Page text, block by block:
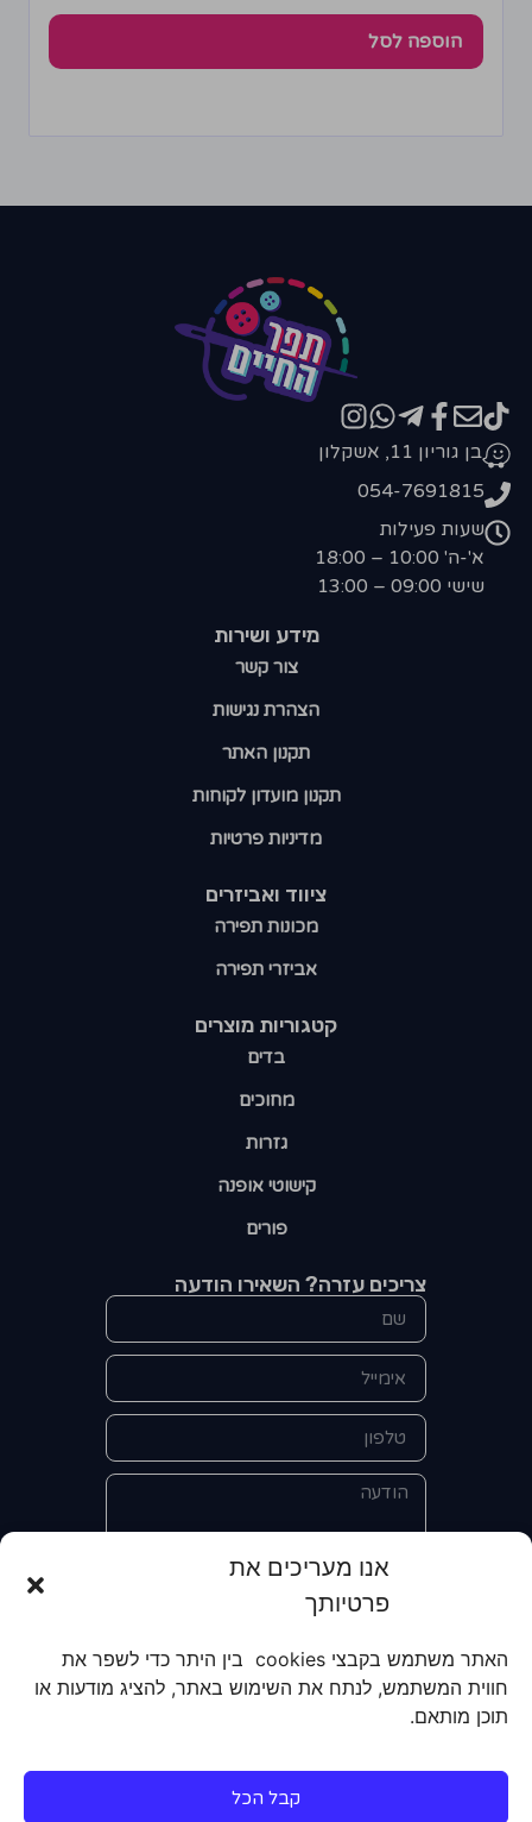
אנו מעריכים את
פרטיותך
האתר משתמש בקבצי cookies בין היתר כדי לשפר את
חווית המשתמש, לנתח את השימוש באתר, להציג מודעות או
תוכן מותאם.
קבל הכל
הוספה לסל
קטגוריות מוצרים​
בדים
מחוכים
גזרות
קישוטי אופנה
פורים
ציווד ואביזרים
מכונות תפירה
אביזרי תפירה
מידע ושירות
צור קשר
הצהרת נגישות
תקנון האתר
תקנון מועדון לקוחות
מדיניות פרטיות
בן גוריון 11, אשקלון
054-7691815
שעות פעילות
א'-ה' 10:00 – 18:00
שישי 09:00 – 13:00
צריכים עזרה? השאירו הודעה
אני מאשר/ת את מסירת הפרטים
קבלת מידע על מוצרים, שירותים, מועדון
לקוחות. אני מודע/ת שאוכל לבטל את
הרישום שלי בכל עת ושעל מסירת הפרטים